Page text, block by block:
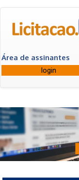
Área de assinantes